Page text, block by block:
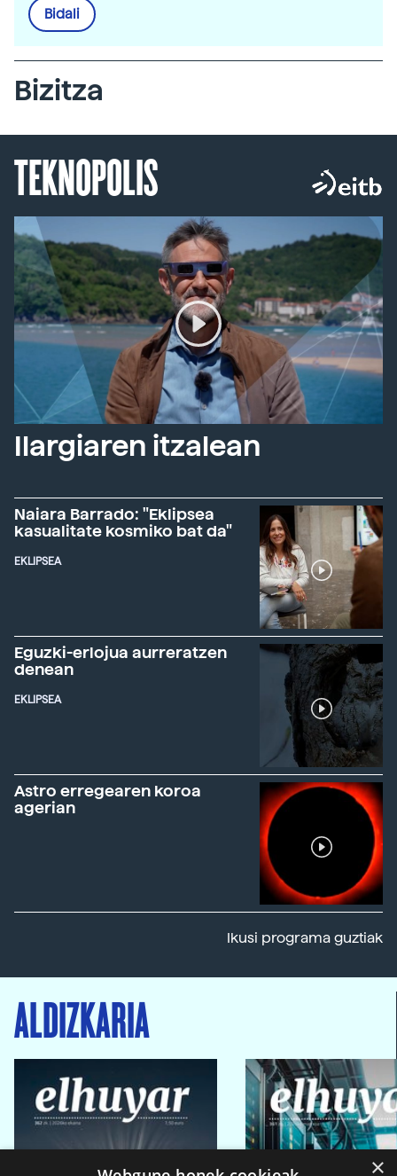
Bidali
Bizitza
TEKNOPOLIS
Ilargiaren itzalean
Naiara Barrado: "Eklipsea
kasualitate kosmiko bat da"
EKLIPSEA
Eguzki-erlojua aurreratzen
denean
EKLIPSEA
Astro erregearen koroa
agerian
Ikusi programa guztiak
ALDIZKARIA
×